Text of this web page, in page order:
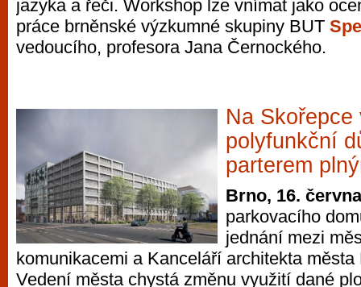
jazyka a řeči. Workshop lze vnímat jako
práce brněnské výzkumné skupiny BUT
vedoucího, profesora Jana Černockého.
Na Skořepce
polyfunkční
parterem
Brno, 16.
parkovacího
jednání mezi
komunikacemi a Kanceláří architekta
Vedení města chystá změnu využití dané